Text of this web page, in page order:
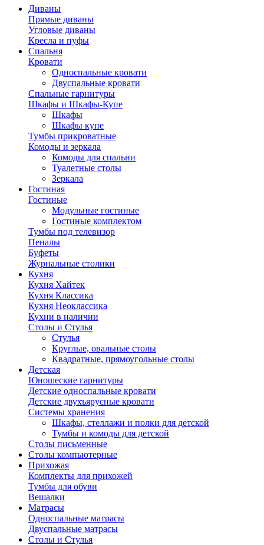
Диваны
Прямые диваны
Угловые диваны
Кресла и пуфы
Спальня
Кровати
Односпальные кровати
Двуспальные кровати
Спальные гарнитуры
Шкафы и Шкафы-Купе
Шкафы
Шкафы купе
Тумбы прикроватные
Комоды и зеркала
Комоды для спальни
Туалетные столы
Зеркала
Гостиная
Гостиные
Модульные гостиные
Гостиные комплектом
Тумбы под телевизор
Пеналы
Буфеты
Журнальные столики
Кухня
Кухня Хайтек
Кухня Классика
Кухня Неоклассика
Кухни в наличии
Столы и Стулья
Стулья
Круглые, овальные столы
Квадратные, прямоугольные столы
Детская
Юношеские гарнитуры
Детские односпальные кровати
Детские двухъярусные кровати
Системы хранения
Шкафы, стеллажи и полки для детской
Тумбы и комоды для детской
Столы письменные
Столы компьютерные
Прихожая
Комплекты для прихожей
Тумбы для обуви
Вешалки
Матрасы
Односпальные матрасы
Двуспальные матрасы
Столы и Стулья